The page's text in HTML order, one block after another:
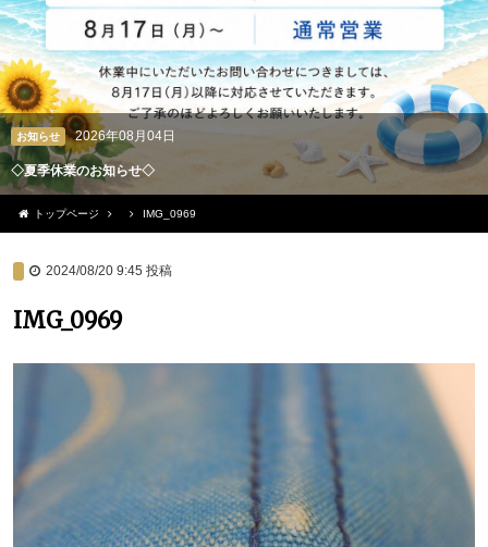
クレアン広報室 2026年08月04日
ペルシャ絨毯やギャッベも丸洗い。高級絨毯の専門クリーニング
トップページ IMG_0969
2024/08/20 9:45 投稿
IMG_0969